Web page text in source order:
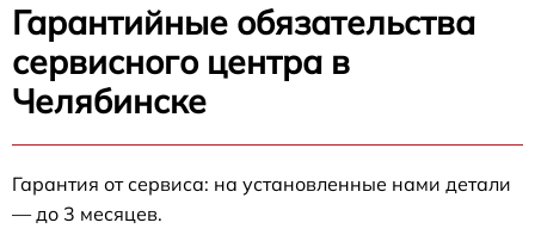
Гарантийные обязательства
сервисного центра в
Челябинске
Гарантия от сервиса: на установленные нами детали
— до 3 месяцев.